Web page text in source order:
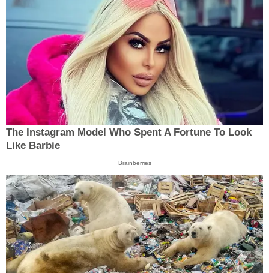
The Instagram Model Who Spent A Fortune To Look
Like Barbie
Brainberries